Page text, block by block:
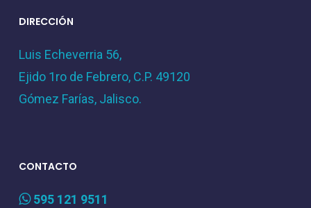
DIRECCIÓN
Luis Echeverria 56,
Ejido 1ro de Febrero, C.P. 49120
Gómez Farías, Jalisco.
CONTACTO
595 121 9511